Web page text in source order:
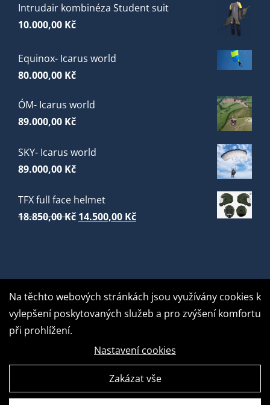
Intrudair kombinéza Student suit
10.000,00 Kč
Equinox- Icarus world
80.000,00 Kč
ÓM- Icarus world
89.000,00 Kč
SKY- Icarus world
89.000,00 Kč
TFX full face helmet
18.850,00Kč Původní
14.500,00 KčAktuální
GDPR Ready
Na těchto webových stránkách jsou využívány cookies k
vylepšení poskytovaných služeb a pro zvýšení komfortu
při prohlížení.
Nastavení cookies
Zakázat vše